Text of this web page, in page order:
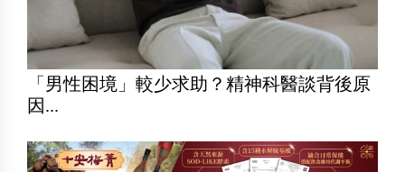
「男性困境」較少求助？精神科醫談背後原
因...